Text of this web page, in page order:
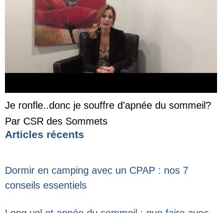
Je ronfle..donc je souffre d'apnée du sommeil?
Par CSR des Sommets
Articles récents
Dormir en camping avec un CPAP : nos 7
conseils essentiels